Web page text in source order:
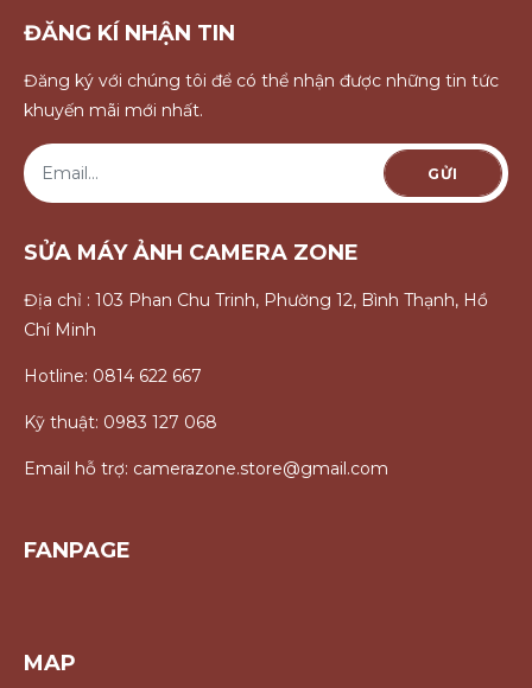
ĐĂNG KÍ NHẬN TIN
Đăng ký với chúng tôi để có thể nhận được những tin tức
khuyến mãi mới nhất.
GỬI
SỬA MÁY ẢNH CAMERA ZONE
Địa chỉ : 103 Phan Chu Trinh, Phường 12, Bình Thạnh, Hồ
Chí Minh
Hotline: 0814 622 667
Kỹ thuật: 0983 127 068
Email hỗ trợ: camerazone.store@gmail.com
FANPAGE
MAP